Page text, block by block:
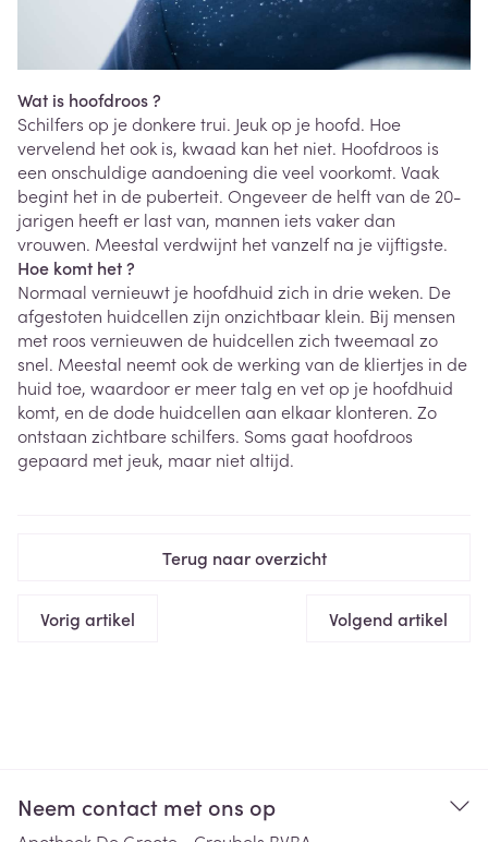
Wat is hoofdroos ?
Schilfers op je donkere trui. Jeuk op je hoofd. Hoe
vervelend het ook is, kwaad kan het niet. Hoofdroos is
een onschuldige aandoening die veel voorkomt. Vaak
begint het in de puberteit. Ongeveer de helft van de 20-
jarigen heeft er last van, mannen iets vaker dan
vrouwen. Meestal verdwijnt het vanzelf na je vijftigste.
Hoe komt het ?
Normaal vernieuwt je hoofdhuid zich in drie weken. De
afgestoten huidcellen zijn onzichtbaar klein. Bij mensen
met roos vernieuwen de huidcellen zich tweemaal zo
snel. Meestal neemt ook de werking van de kliertjes in de
huid toe, waardoor er meer talg en vet op je hoofdhuid
komt, en de dode huidcellen aan elkaar klonteren. Zo
ontstaan zichtbare schilfers. Soms gaat hoofdroos
gepaard met jeuk, maar niet altijd.
Terug naar overzicht
Vorig artikel Volgend artikel
Neem contact met ons op